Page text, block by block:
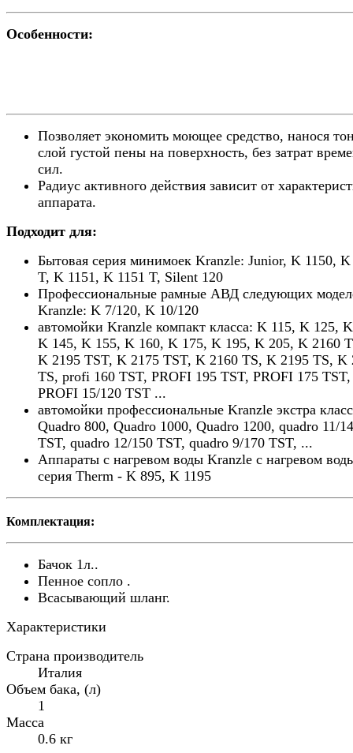
Особенности:
Позволяет экономить моющее средство, нанося
слой густой пены на поверхность, без затрат
сил.
Радиус активного действия зависит от
аппарата.
Подходит для:
Бытовая серия минимоек Kranzle: Junior, K 1150, K
T, K 1151, K 1151 T, Silent 120
Профессиональные рамные АВД следующих
Kranzle: K 7/120, K 10/120
автомойки Kranzle компакт класса: K 115, K 125,
K 145, K 155, K 160, K 175, K 195, K 205, K 2160
K 2195 TST, K 2175 TST, K 2160 TS, K 2195 TS, K
TS, profi 160 TST, PROFI 195 TST, PROFI 175 TST,
PROFI 15/120 TST ...
автомойки профессиональные Kranzle экстра
Quadro 800, Quadro 1000, Quadro 1200, quadro 11/
TST, quadro 12/150 TST, quadro 9/170 TST, ...
Аппараты с нагревом воды Kranzle с нагревом
серия Therm - K 895, K 1195
Комплектация:
Бачок 1л..
Пенное сопло .
Всасывающий шланг.
Характеристики
Страна производитель
Италия
Объем бака, (л)
1
Масса
0.6 кг